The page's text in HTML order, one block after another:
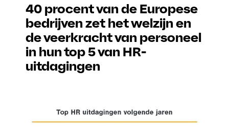
40 procent van de Europese
bedrijven zet het welzijn en
de veerkracht van personeel
in hun top 5 van HR-
uitdagingen